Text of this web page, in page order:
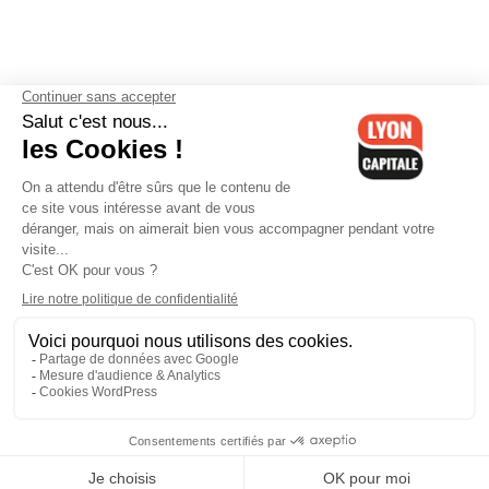
Contactez-nous-Mentions légales-CGV-Politique de
confidentialité-Gestion des cookies
Cedex 06